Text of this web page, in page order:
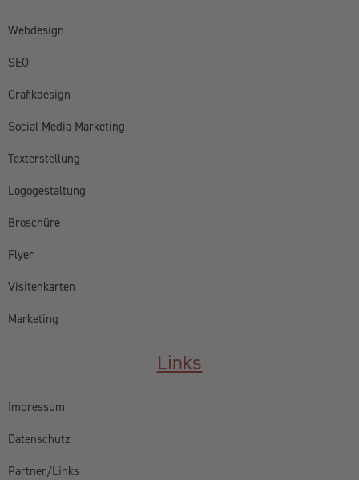
Webdesign
SEO
Grafikdesign
Social Media Marketing
Texterstellung
Logogestaltung
Broschüre
Flyer
Visitenkarten
Marketing
Links
Impressum
Datenschutz
Partner/Links